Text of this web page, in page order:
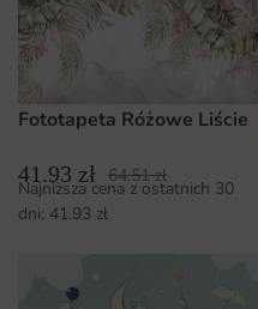
Fototapeta Różowe Liście
41.93 zł 64.51zł
Najniższa cena z ostatnich 30
dni: 41.93 zł